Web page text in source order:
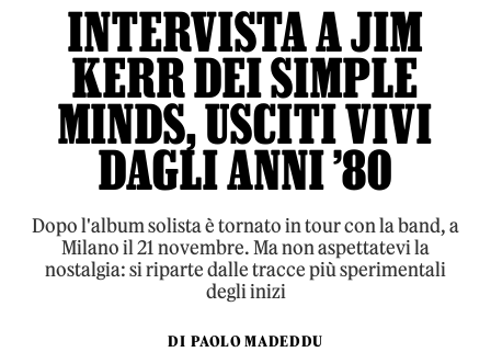
INTERVISTA A JIM
KERR DEI SIMPLE
MINDS, USCITI VIVI
DAGLI ANNI ’80
Dopo l'album solista è tornato in tour con la band, a
Milano il 21 novembre. Ma non aspettatevi la
nostalgia: si riparte dalle tracce più sperimentali
degli inizi
DI PAOLO MADEDDU